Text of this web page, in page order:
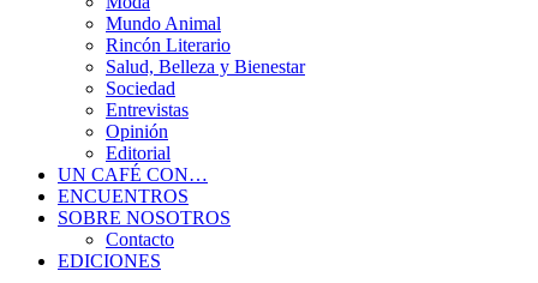
Mundo Animal
Rincón Literario
Salud, Belleza y Bienestar
Sociedad
Entrevistas
Opinión
Editorial
UN CAFÉ CON…
ENCUENTROS
SOBRE NOSOTROS
Contacto
EDICIONES